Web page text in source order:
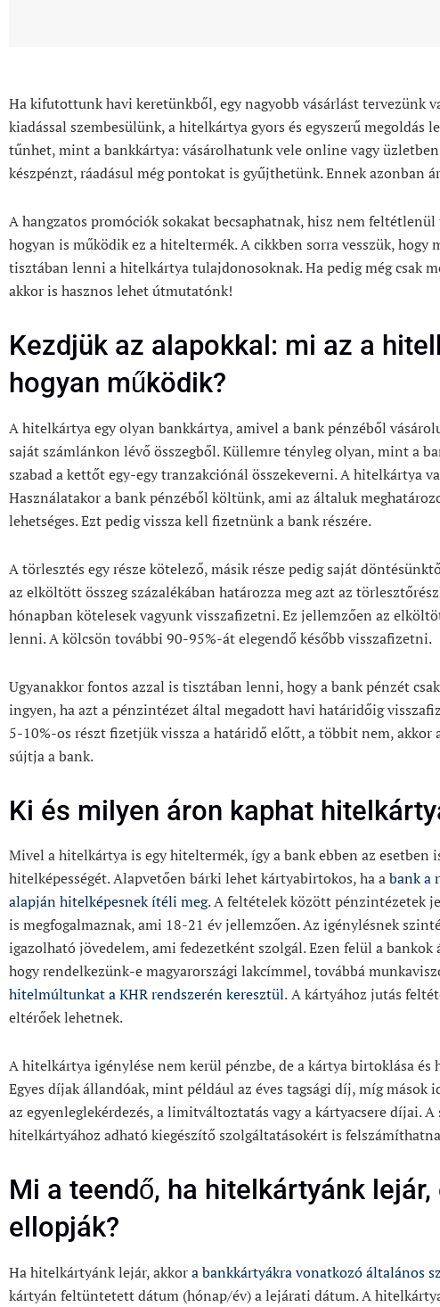
Ha kifutottunk havi keretünkből, egy nagyobb vásárlást tervezünk
kiadással szembesülünk, a hitelkártya gyors és egyszerű megoldás
tűnhet, mint a bankkártya: vásárolhatunk vele online vagy
készpénzt, ráadásul még pontokat is gyűjthetünk. Ennek azonban
A hangzatos promóciók sokakat becsaphatnak, hisz nem
hogyan is működik ez a hiteltermék. A cikkben sorra vesszük, hogy
tisztában lenni a hitelkártya tulajdonosoknak. Ha pedig még csak
akkor is hasznos lehet útmutatónk!
Kezdjük az alapokkal: mi az a
hogyan működik?
A hitelkártya egy olyan bankkártya, amivel a bank pénzéből
saját számlánkon lévő összegből. Küllemre tényleg olyan, mint a
szabad a kettőt egy-egy tranzakciónál összekeverni. A hitelkártya
Használatakor a bank pénzéből költünk, ami az általuk
lehetséges. Ezt pedig vissza kell fizetnünk a bank részére.
A törlesztés egy része kötelező, másik része pedig saját
az elköltött összeg százalékában határozza meg azt az
hónapban kötelesek vagyunk visszafizetni. Ez jellemzően az
lenni. A kölcsön további 90-95%-át elegendő később visszafizetni.
Ugyanakkor fontos azzal is tisztában lenni, hogy a bank pénzét
ingyen, ha azt a pénzintézet által megadott havi határidőig
5-10%-os részt fizetjük vissza a határidő előtt, a többit nem, akkor
sújtja a bank.
Ki és milyen áron kaphat
Mivel a hitelkártya is egy hiteltermék, így a bank ebben az esetben
hitelképességét. Alapvetően bárki lehet kártyabirtokos, ha abank a
alapján hitelképesnek ítéli meg. A feltételek között pénzintézetek
is megfogalmaznak, ami 18-21 év jellemzően. Az igénylésnek
igazolható jövedelem, ami fedezetként szolgál. Ezen felül a bankok
hogy rendelkezünk-e magyarországi lakcímmel, továbbá
hitelmúltunkat a KHR rendszerén keresztül.A kártyához jutás
eltérőek lehetnek.
A hitelkártya igénylése nem kerül pénzbe, de a kártya birtoklása és
Egyes díjak állandóak, mint például az éves tagsági díj, míg mások
az egyenleglekérdezés, a limitváltoztatás vagy a kártyacsere díjai.
hitelkártyához adható kiegészítő szolgáltatásokért is
Mi a teendő, ha hitelkártyánk
ellopják?
Ha hitelkártyánk lejár, akkora bankkártyákra vonatkozó általános
kártyán feltüntetett dátum (hónap/év) a lejárati dátum. A